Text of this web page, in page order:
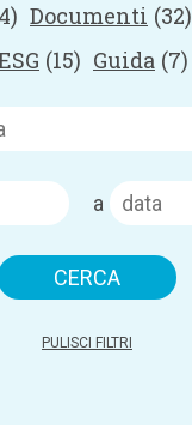
Documenti (32)
(15) Guida (7)
a
PULISCI FILTRI